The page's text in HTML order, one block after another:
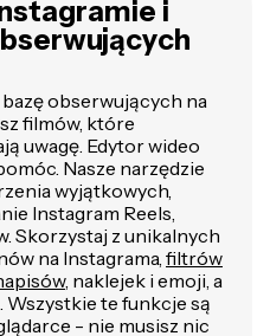
i
obserwujących na
filmów, które
uwagę. Edytor wideo
Nasze narzędzie
wyjątkowych,
Instagram Reels,
Skorzystaj z unikalnych
na Instagrama, filtrów
, naklejek i emoji, a
Wszystkie te funkcje są
- nie musisz nic